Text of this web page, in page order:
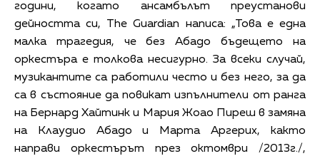
години, когато ансамбълът преустанови
дейността си, The Guardian написа: „Това е една
малка трагедия, че без Абадо бъдещето на
оркестъра е толкова несигурно. За всеки случай,
музикантите са работили често и без него, за да
са в състояние да повикат изпълнители от ранга
на Бернард Хайтинк и Мария Жоао Пиреш в замяна
на Клаудио Абадо и Марта Аргерих, както
направи оркестърът през октомври /2013г./,